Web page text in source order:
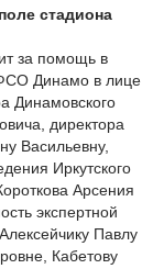
стадиона
за помощь в
Динамо в лице
Динамовского
директора
Васильевну,
Иркутского
Арсения
экспертной
Павлу
Кабетову